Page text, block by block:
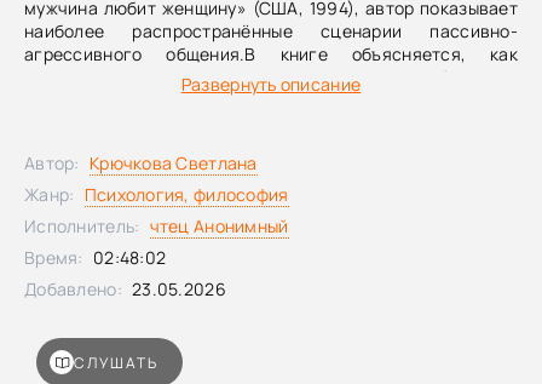
мужчина любит женщину» (США, 1994), автор показывает
наиболее распространённые сценарии пассивно-
агрессивного общения.В книге объясняется, как
пассивная агрессия может выглядеть как забота или
«добрые» намерения; описываются приёмы, с помощью
постепенно разрушая отношения. Книга помогает
научиться замечать пассивную агрессию и в поступках, и
в словах, а также понимать скрытые смыслы, стоящие за
такой коммуникацией.
Развернуть описание
СЛУШАТЬ
Автор: Крючкова Светлана
Жанр: Психология, философия
Исполнитель: чтец Анонимный
Время: 02:48:02
Добавлено: 23.05.2026